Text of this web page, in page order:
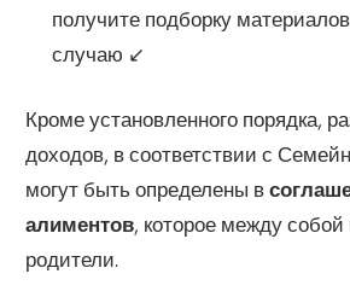
получите подборку
случаю ↙
Кроме установленного порядка,
доходов, в соответствии с
могут быть определены в
алиментов, которое между
родители.